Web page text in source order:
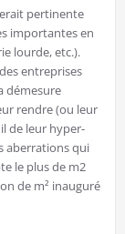
pertinente
importantes en
lourde, etc.).
entreprises
démesure
rendre (ou leur
de leur hyper-
aberrations qui
le plus de m2
de m² inauguré